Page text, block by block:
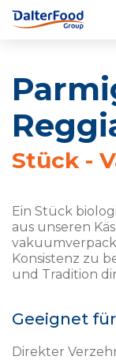
Stück -
Ein Stück
aus unseren
Konsistenz zu
und Tradition
Geeignet für
Direkter